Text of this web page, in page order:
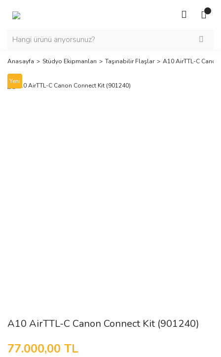
Anasayfa Stüdyo Ekipmanları Taşınabilir Flaşlar A10 AirTTL-C
Yeni
A10 AirTTL-C Canon Connect Kit (901240)
77.000,00 TL